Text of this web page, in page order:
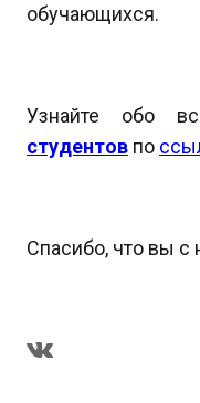
обучающихся.
Узнайте обо
студентов по
Спасибо, что вы с